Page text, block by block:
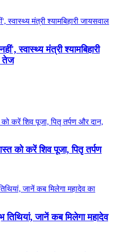
स्वास्थ्य मंत्री श्यामबिहारी
तेज
को करें शिव पूजा, पितृ तर्पण
जानें कब मिलेगा महादेव